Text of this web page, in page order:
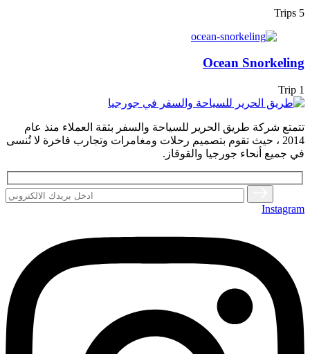
5 Trips
Ocean Snorkeling
1 Trip
تتمتع شركة طريق الحرير للسياحة والسفر بثقة العملاء منذ عام
2014 ، حيث تقوم بتصميم رحلات ومغامرات وتجارب فاخرة لا تُنسى
في جميع أنحاء جورجيا والقوقاز.
Instagram